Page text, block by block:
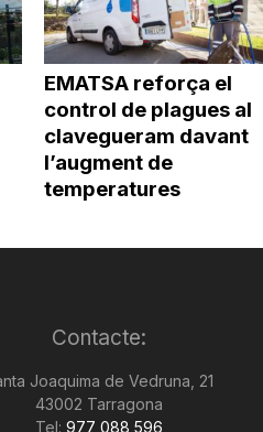
EMATSA reforça el
control de plagues al
clavegueram davant
l’augment de
temperatures
Contacte:
Joaquima de Vedruna, 21
43002 Tarragona
Tel: 977 088 596